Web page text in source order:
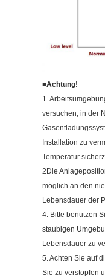
■Achtung!
1.
versuchen, in der
Installation zu
Temperatur
2Die
möglich an den
Lebensdauer der
4. Bitte benutzen
staubigen
Lebensdauer zu
5. Achten Sie auf
Sie zu verstopfen